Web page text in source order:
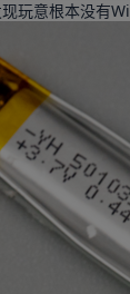
玩意根本没有